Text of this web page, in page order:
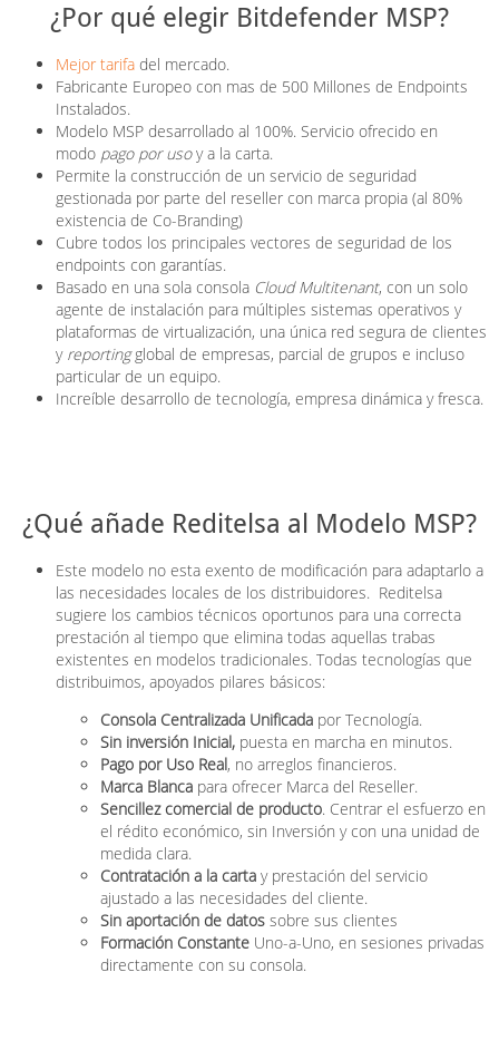
¿Por qué elegir Bitdefender MSP?
Mejor tarifa del mercado.
Fabricante Europeo con mas de 500 Millones de Endpoints
Instalados.
Modelo MSP desarrollado al 100%. Servicio ofrecido en
modo pago por usoy a la carta.
Permite la construcción de un servicio de seguridad
gestionada por parte del reseller con marca propia (al 80%
existencia de Co-Branding)
Cubre todos los principales vectores de seguridad de los
endpoints con garantías.
Basado en una sola consola Cloud Multitenant, con un solo
agente de instalación para múltiples sistemas operativos y
plataformas de virtualización, una única red segura de clientes
yreportingglobal de empresas, parcial de grupos e incluso
particular de un equipo.
Increíble desarrollo de tecnología, empresa dinámica y fresca.
¿Qué añade Reditelsa al Modelo MSP?
Este modelo no esta exento de modificación para adaptarlo a
las necesidades locales de los distribuidores. Reditelsa
sugiere los cambios técnicos oportunos para una correcta
prestación al tiempo que elimina todas aquellas trabas
existentes en modelos tradicionales. Todas tecnologías que
distribuimos, apoyados pilares básicos:
Consola Centralizada Unificada por Tecnología.
Sin inversión Inicial, puesta en marcha en minutos.
Pago por Uso Real, no arreglos financieros.
Marca Blanca para ofrecer Marca del Reseller.
Sencillez comercial de producto. Centrar el esfuerzo en
el rédito económico, sin Inversión y con una unidad de
medida clara.
Contratación a la carta y prestación del servicio
ajustado a las necesidades del cliente.
Sin aportación de datos sobre sus clientes
Formación Constante Uno-a-Uno, en sesiones privadas
directamente con su consola.